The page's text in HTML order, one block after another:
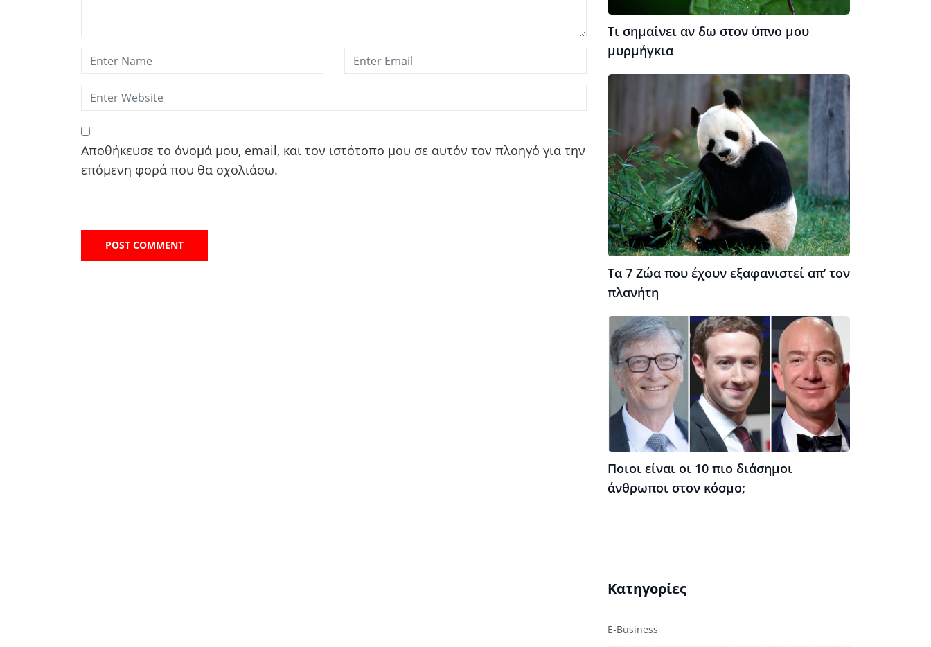
Αποθήκευσε το όνομά μου, email, και τον ιστότοπο μου σε αυτόν τον πλοηγό για την
επόμενη φορά που θα σχολιάσω.
Τι σημαίνει αν δω στον ύπνο μου
μυρμήγκια
Τα 7 Ζώα που έχουν εξαφανιστεί απ’ τον
πλανήτη
Ποιοι είναι οι 10 πιο διάσημοι
άνθρωποι στον κόσμο;
Κατηγορίες
E-Business